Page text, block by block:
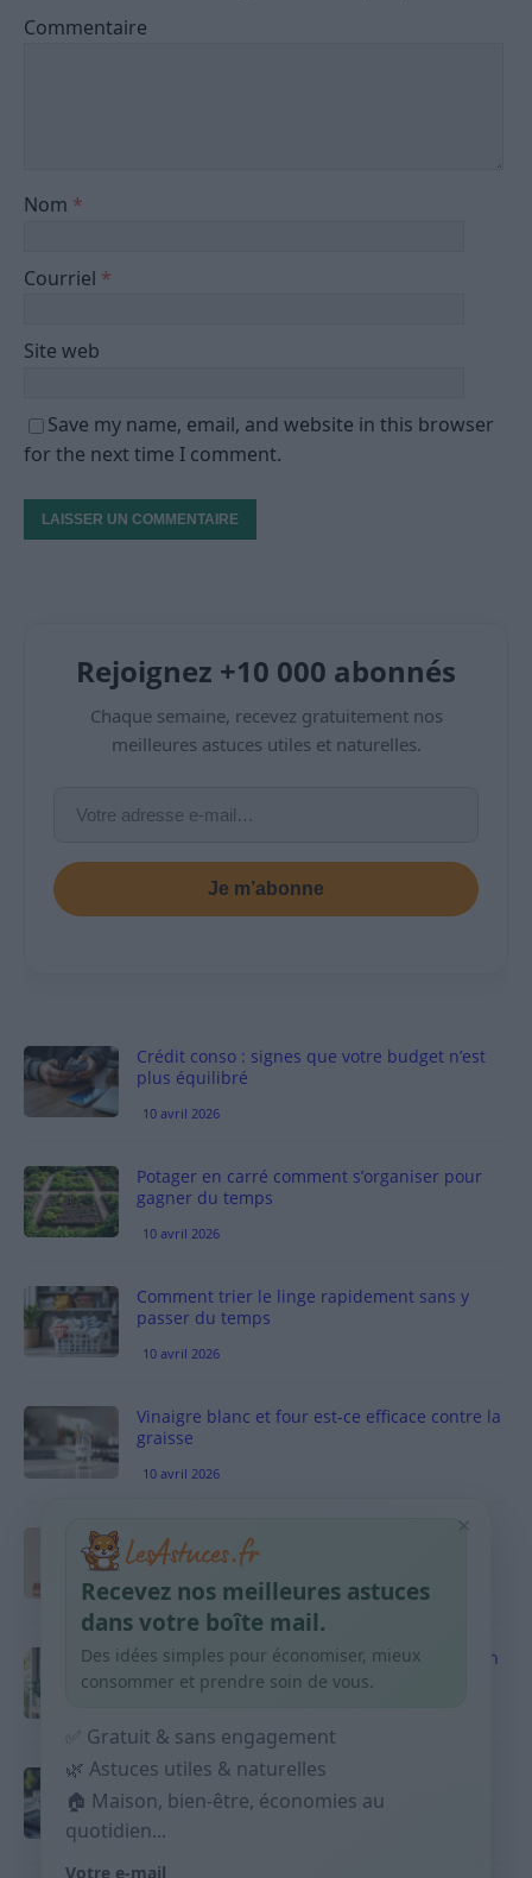
Commentaire
Nom *
Courriel *
Site web
Save my name, email, and website in this browser
for the next time I comment.
Rejoignez +10 000 abonnés
Chaque semaine, recevez gratuitement nos
meilleures astuces utiles et naturelles.
Je m’abonne
Crédit conso : signes que votre budget n’est
plus équilibré
10 avril 2026
Potager en carré comment s’organiser pour
gagner du temps
10 avril 2026
Comment trier le linge rapidement sans y
passer du temps
10 avril 2026
Vinaigre blanc et four est-ce efficace contre la
graisse
10 avril 2026
Taches pigmentaires : routine simple +
habitudes qui aident
9 avril 2026
Produits ménagers : comment économiser en
courses sans acheter 10 sprays
Budget mensuel : méthode rapide pour
répartir son salaire dès le jour de paie
9 avril 2026
×
Recevez nos meilleures astuces
dans votre boîte mail.
Des idées simples pour économiser, mieux
consommer et prendre soin de vous.
✅ Gratuit & sans engagement
🌿 Astuces utiles & naturelles
🏠 Maison, bien-être, économies au
quotidien...
Votre e-mail